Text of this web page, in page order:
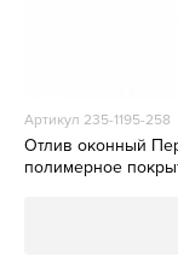
Артикул 235-1195-258
Отлив оконный
полимерное